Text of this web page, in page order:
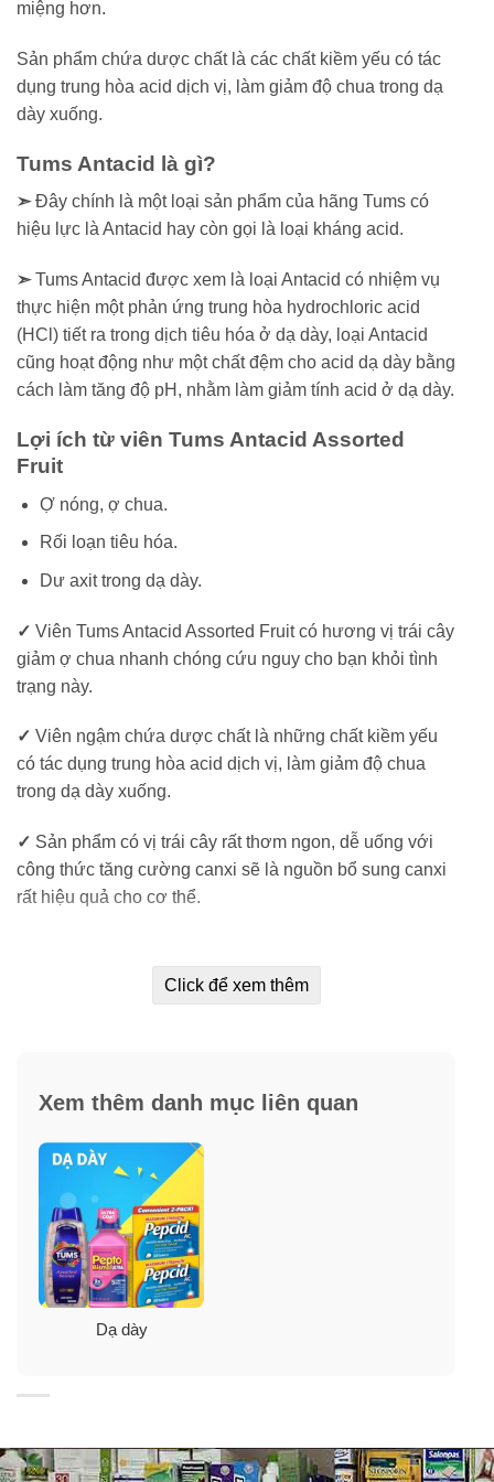
miệng hơn.
Sản phẩm chứa dược chất là các chất kiềm yếu có tác
dụng trung hòa acid dịch vị, làm giảm độ chua trong dạ
dày xuống.
Tums Antacid là gì?
➣Đây chính là một loại sản phẩm của hãng Tums có
hiệu lực là Antacid hay còn gọi là loại kháng acid.
➣Tums Antacid được xem là loại Antacid có nhiệm vụ
thực hiện một phản ứng trung hòa hydrochloric acid
(HCl) tiết ra trong dịch tiêu hóa ở dạ dày, loại Antacid
cũng hoạt động như một chất đệm cho acid dạ dày bằng
cách làm tăng độ pH, nhằm làm giảm tính acid ở dạ dày.
Lợi ích từ viên Tums Antacid Assorted
Fruit
Ợ nóng, ợ chua.
Rối loạn tiêu hóa.
Dư axit trong dạ dày.
✓ Viên Tums Antacid Assorted Fruit có hương vị trái cây
giảm ợ chua nhanh chóng cứu nguy cho bạn khỏi tình
trạng này.
✓ Viên ngậm chứa dược chất là những chất kiềm yếu
có tác dụng trung hòa acid dịch vị, làm giảm độ chua
trong dạ dày xuống.
✓ Sản phẩm có vị trái cây rất thơm ngon, dễ uống với
công thức tăng cường canxi sẽ là nguồn bổ sung canxi
rất hiệu quả cho cơ thể.
Đối tượng sử dụng viên ngậm giảm đầy
hơi khó tiêu Tums Antacid Assorted Fruit
Viên Tums Antacid Assorted Fruit
hơi khó tiêu Tums Antacid Assorted Fruit
Click để xem thêm
Xem thêm danh mục liên quan
Dạ dày